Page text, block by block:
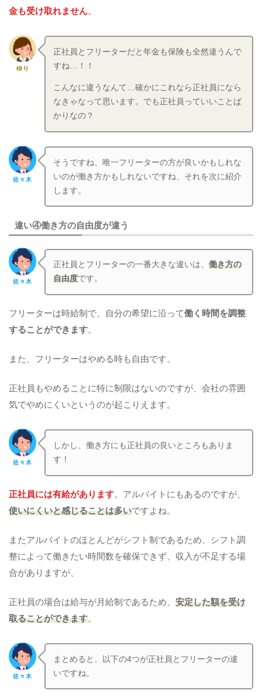
金も受け取れません。
ゆり
正社員とフリーターだと年金も保険も全然違うんで
すね…！！
こんなに違うなんて…確かにこれなら正社員になら
なきゃなって思います。でも正社員っていいことば
かりなの？
佐々木
そうですね、唯一フリーターの方が良いかもしれな
いのが働き方かもしれないですね、それを次に紹介
します。
違い④働き方の自由度が違う
佐々木
正社員とフリーターの一番大きな違いは、働き方の
自由度です。
フリーターは時給制で、自分の希望に沿って働く時間を調整
することができます。
また、フリーターはやめる時も自由です。
正社員もやめることに特に制限はないのですが、会社の雰囲
気でやめにくいというのが起こりえます。
佐々木
しかし、働き方にも正社員の良いところもありま
す！
正社員には有給があります。アルバイトにもあるのですが、
使いにくいと感じることは多いですよね。
またアルバイトのほとんどがシフト制であるため、シフト調
整によって働きたい時間数を確保できず、収入が不足する場
合がありますが、
正社員の場合は給与が月給制であるため、 安定した額を受け
取ることができます。
佐々木
まとめると、以下の4つが正社員とフリーターの違
いですね。